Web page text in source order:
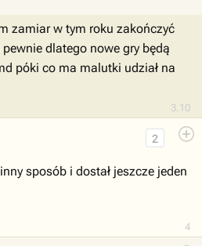
3.10
zamiar w tym roku zakończyć
dlatego nowe gry będą
póki co ma malutki udział na
4
2
sposób i dostał jeszcze jeden